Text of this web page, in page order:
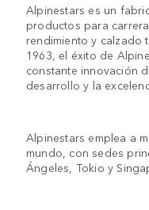
Alpinestars es un
productos para
rendimiento y calzado
1963, el éxito de
constante innovación
desarrollo y la
Alpinestars emplea a
mundo, con sedes
Ángeles, Tokio y